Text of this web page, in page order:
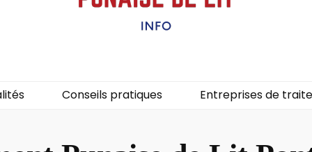
Conseils pratiques Entreprises de